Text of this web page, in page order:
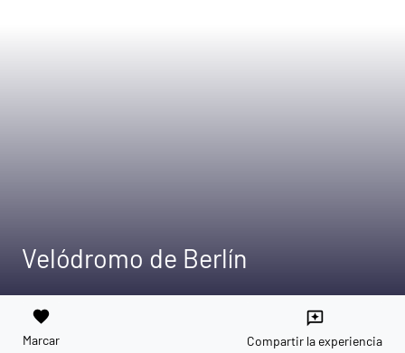
Velódromo de Berlín
favorite
Marcar
reviews
Compartir la experiencia